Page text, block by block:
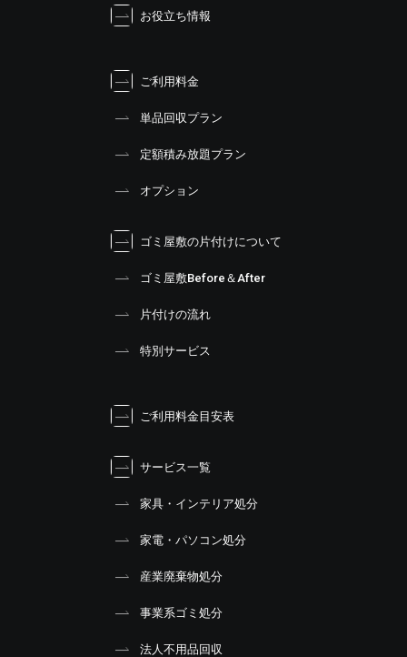
お役立ち情報
ご利用料金
単品回収プラン
定額積み放題プラン
オプション
ゴミ屋敷の片付けについて
ゴミ屋敷Before＆After
片付けの流れ
特別サービス
ご利用料金目安表
サービス一覧
家具・インテリア処分
家電・パソコン処分
産業廃棄物処分
事業系ゴミ処分
法人不用品回収